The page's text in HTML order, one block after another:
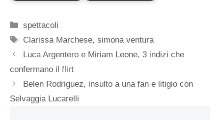
Categorie
spettacoli
Tag
Clarissa Marchese,simona ventura
Luca Argentero e Miriam Leone, 3 indizi che
confermano il flirt
Belen Rodriguez, insulto a una fan e litigio con
Selvaggia Lucarelli